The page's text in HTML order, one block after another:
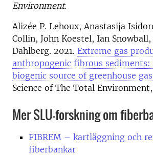
Environment.
Alizée P. Lehoux, Anastasija
Collin, John Koestel, Ian
Dahlberg. 2021. Extreme gas
anthropogenic fibrous sediments:
biogenic source of greenhouse
Science of The Total
Mer SLU-forskning om
FIBREM – kartläggning och
fiberbankar